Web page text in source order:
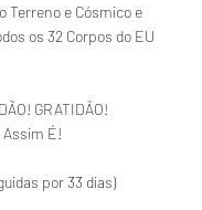
Terreno e Cósmico e
os 32 Corpos do EU
GRATIDÃO!
É!
por 33 dias)